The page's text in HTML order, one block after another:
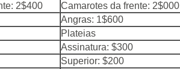
2$400
Camarotes da frente: 2$000
Angras: 1$600
Plateias
Assinatura: $300
Superior: $200